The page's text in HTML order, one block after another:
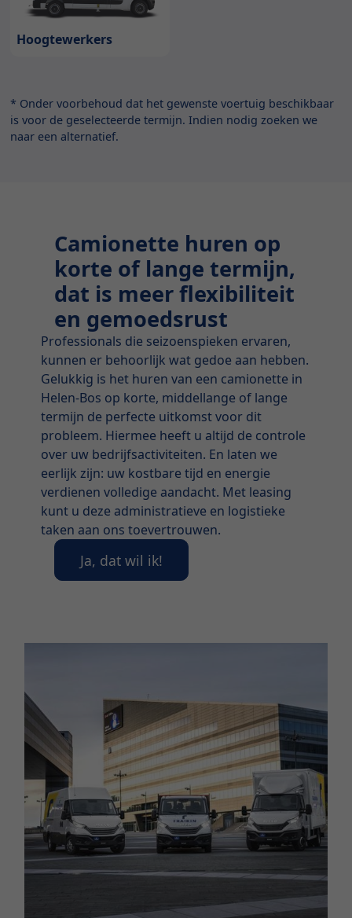
Hoogtewerkers
* Onder voorbehoud dat het gewenste voertuig beschikbaar
is voor de geselecteerde termijn. Indien nodig zoeken we
naar een alternatief.
Camionette huren op
korte of lange termijn,
dat is meer flexibiliteit
en gemoedsrust
Professionals die seizoenspieken ervaren,
kunnen er behoorlijk wat gedoe aan hebben.
Gelukkig is het huren van een camionette in
Helen-Bos op korte, middellange of lange
termijn de perfecte uitkomst voor dit
probleem. Hiermee heeft u altijd de controle
over uw bedrijfsactiviteiten. En laten we
eerlijk zijn: uw kostbare tijd en energie
verdienen volledige aandacht. Met leasing
kunt u deze administratieve en logistieke
taken aan ons toevertrouwen.
Ja, dat wil ik!